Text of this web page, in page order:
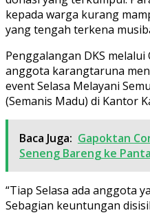
kepada warga kurang
yang tengah terkena
Penggalangan DKS
anggota karangtaruna
event Selasa Melayani
(Semanis Madu) di Kantor
Baca Juga: Gapoktan
Seneng Bareng ke
“Tiap Selasa ada anggota
Sebagian keuntungan